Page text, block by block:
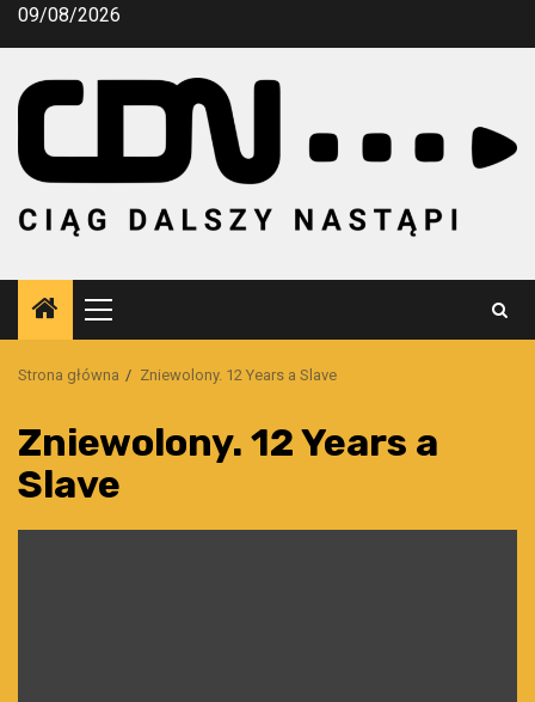
Przejdź
09/08/2026
Menu
główne
Strona główna Zniewolony. 12 Years a Slave
Zniewolony. 12 Years a
Slave